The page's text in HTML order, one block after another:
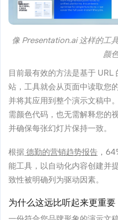
像 Presentation.ai 这样的工
颜
目前最有效的方法是基于 URL
站，工具就会从页面中读取您
并将其应用到整个演示文稿中
需颜色代码，也无需解释您的
并确保每张幻灯片保持一致。
根据 德勤的营销趋势报告 ，
能工具，以自动化内容创建并
致性被明确列为驱动因素。
为什么这远比听起来更重要